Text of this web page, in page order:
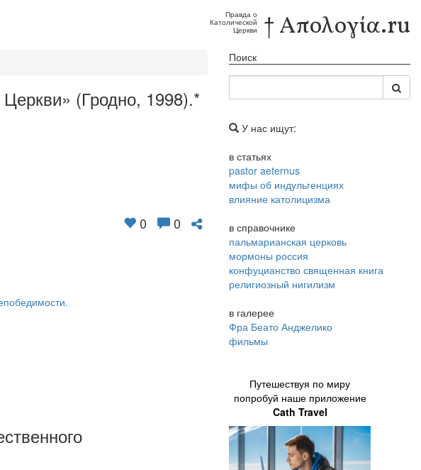
Правда о
Католической
Церкви † Απολογία.ru
(Гродно, 1998).*
0 0
Поиск
У нас ищут:
в статьях
pastor aeternus
мифы об индульгенциях
влияние католицизма
в справочнике
пальмарианская церковь
мормоны россия
конфуцианство священная книга
религиозный нигилизм
в галерее
Фра Беато Анджелико
фильмы
Путешествуя по миру
попробуй наше приложение
Cath Travel